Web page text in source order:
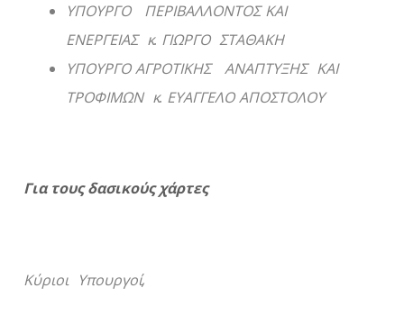
ΥΠΟΥΡΓΟ ΠΕΡΙΒΑΛΛΟΝΤΟΣ ΚΑΙ
ΕΝΕΡΓΕΙΑΣ κ. ΓΙΩΡΓΟ ΣΤΑΘΑΚΗ
ΥΠΟΥΡΓΟ ΑΓΡΟΤΙΚΗΣ ΑΝΑΠΤΥΞΗΣ ΚΑΙ
ΤΡΟΦΙΜΩΝ κ. ΕΥΑΓΓΕΛΟ ΑΠΟΣΤΟΛΟΥ
Για τους δασικούς χάρτες
Κύριοι Υπουργοί,